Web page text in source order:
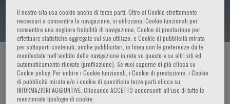
Giuseppe Procopio
HOME PAGE / CORSI ED EVENTI / RELATORE
Il nostro sito usa cookie anche di terze parti. Oltre ai Cookie strettamente
necessari a consentire la navigazione, si utilizzano, Cookie funzionali per
consentire una migliore fruibilità di navigazione, Cookie di prestazione per
effettuare statistiche aggregate sul suo utilizzo, e Cookie di pubblicità mirata
per sottoporti contenuti, anche pubblicitari, in linea con le preferenze da te
manifestate nell‘ambito della navigazione in rete su questo e su altri siti ed
automaticamente rilevate (profilazione). Se vuoi saperne di più clicca su
Cookie policy. Per inibire i Cookie funzionali, i Cookie di prestazione, i Cookie
di pubblicità mirata e/o i cookie di specifiche terze parti clicca su
INFORMAZIONI AGGIUNTIVE. Cliccando ACCETTO acconsenti all’uso di tutte le
menzionate tipologie di cookie.